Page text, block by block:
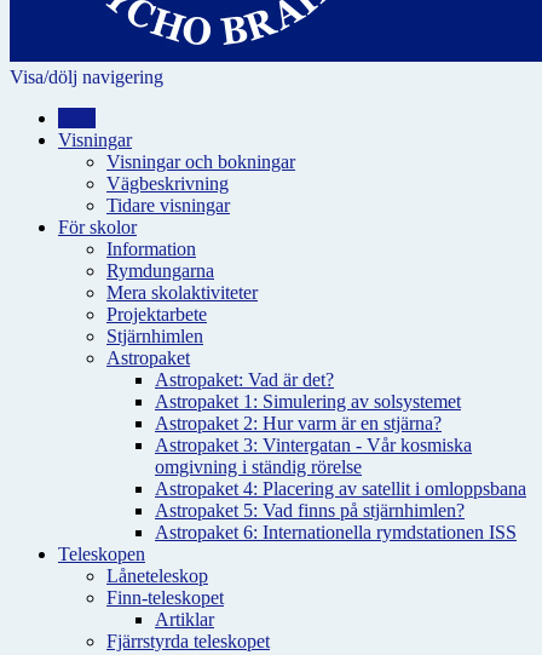
Visa/dölj navigering
Visningar
Visningar och bokningar
Vägbeskrivning
Tidare visningar
För skolor
Information
Rymdungarna
Mera skolaktiviteter
Projektarbete
Stjärnhimlen
Astropaket
Astropaket: Vad är det?
Astropaket 1: Simulering av solsystemet
Astropaket 2: Hur varm är en stjärna?
Astropaket 3: Vintergatan - Vår kosmiska
omgivning i ständig rörelse
Astropaket 4: Placering av satellit i omloppsbana
Astropaket 5: Vad finns på stjärnhimlen?
Astropaket 6: Internationella rymdstationen ISS
Teleskopen
Låneteleskop
Finn-teleskopet
Artiklar
Fjärrstyrda teleskopet